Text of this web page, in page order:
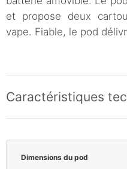
et propose deux
vape. Fiable, le pod
Caractéristiques
Dimensions du pod